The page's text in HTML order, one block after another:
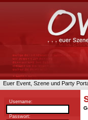
Euer Event, Szene und Party
Username:
Passwort: